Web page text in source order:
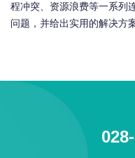
程冲突、资源浪费等一系列
问题，并给出实用的解决方